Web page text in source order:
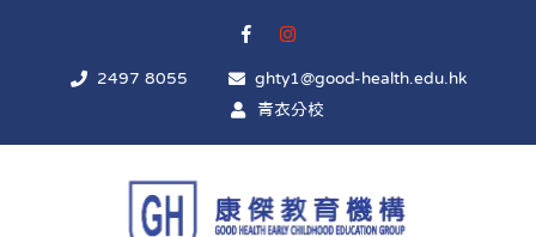
2497 8055
ghty1@good-health.edu.hk
青衣分校